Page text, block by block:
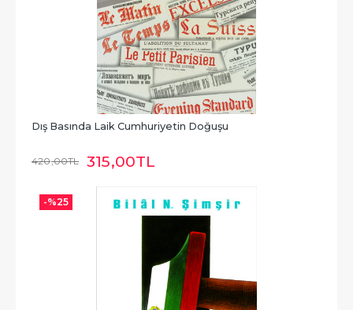
Dış Basında Laik Cumhuriyetin Doğuşu
420,00TL 315,00TL
-%25